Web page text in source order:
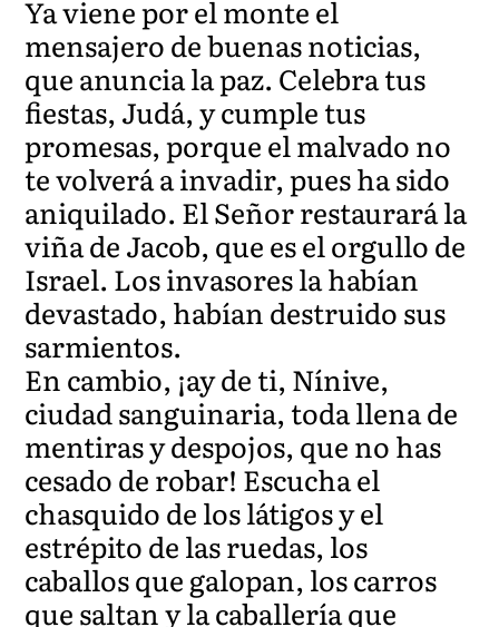
Ya viene por el monte el
mensajero de buenas noticias,
que anuncia la paz. Celebra tus
fiestas, Judá, y cumple tus
promesas, porque el malvado no
te volverá a invadir, pues ha sido
aniquilado. El Señor restaurará la
viña de Jacob, que es el orgullo de
Israel. Los invasores la habían
devastado, habían destruido sus
sarmientos.
En cambio, ¡ay de ti, Nínive,
ciudad sanguinaria, toda llena de
mentiras y despojos, que no has
cesado de robar! Escucha el
chasquido de los látigos y el
estrépito de las ruedas, los
caballos que galopan, los carros
que saltan y la caballería que